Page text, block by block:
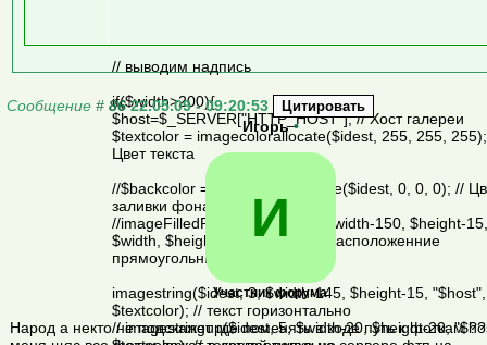
// выводим надпись
if($width>200){
$host=$_SERVER["HTTP_HOST"]; // Хост галереи
$textcolor = imagecolorallocate($idest, 255, 255,
Цвет текста
//$backcolor = imagecolorallocate($idest, 0, 0, 0); //
заливки фона текста
//imageFilledRectangle($idest, $width-150, $height-15,
$width, $height, $backcolor); // расположенние
прямоугольника фона текста
imagestring($idest, 3, $width-145, $height-15, "$host",
$textcolor); // текст горизонтально
// imagestringup($idest, 5, $width-20, $height-20,
Сообщение # 86 22.05.09 - 09:20:53
Игорь•
И
Участник форума
Народ а некто не подскажет где поменять в коде путь к фоткам